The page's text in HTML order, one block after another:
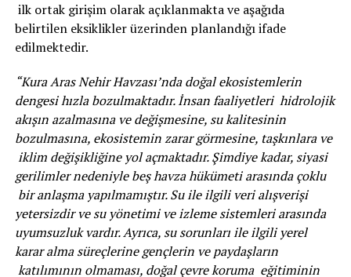
ilk ortak girişim olarak açıklanmakta ve aşağıda
belirtilen eksiklikler üzerinden planlandığı ifade
edilmektedir.
“Kura Aras Nehir Havzası’nda doğal ekosistemlerin
dengesi hızla bozulmaktadır. İnsan faaliyetleri hidrolojik
akışın azalmasına ve değişmesine, su kalitesinin
bozulmasına, ekosistemin zarar görmesine, taşkınlara ve
iklim değişikliğine yol açmaktadır. Şimdiye kadar, siyasi
gerilimler nedeniyle beş havza hükümeti arasında çoklu
bir anlaşma yapılmamıştır. Su ile ilgili veri alışverişi
yetersizdir ve su yönetimi ve izleme sistemleri arasında
uyumsuzluk vardır. Ayrıca, su sorunları ile ilgili yerel
karar alma süreçlerine gençlerin ve paydaşların
katılımının olmaması, doğal çevre koruma eğitiminin